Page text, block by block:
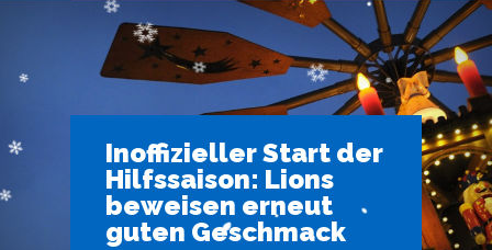
Inoffizieller Start der
Hilfssaison: Lions
beweisen erneut
guten Geschmack